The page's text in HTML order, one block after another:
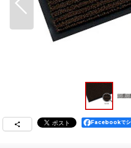
Facebookでシ